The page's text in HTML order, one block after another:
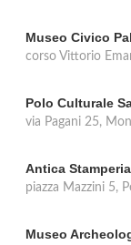
Museo Civico
corso Vittorio
Polo Culturale
via Pagani 25,
Antica
piazza Mazzini 5,
Museo